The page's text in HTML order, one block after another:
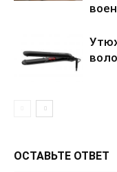
ОСТАВЬТЕ ОТВЕТ